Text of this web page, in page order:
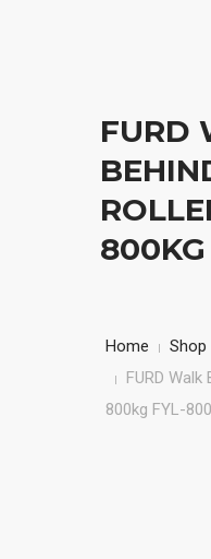
ABOUT USFURD
Home
Shop
FURD Walk
800kg FYL-